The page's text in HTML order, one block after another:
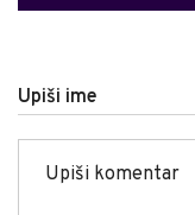
Upiši ime